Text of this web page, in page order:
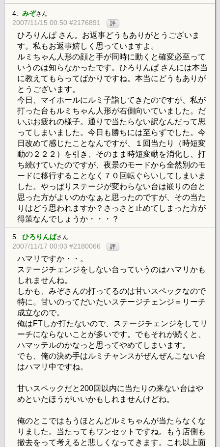
4. みぞさん
2007/11/15 00:50 #2176891 評
ひろりんぱ さん。お返事どうもありがとうございま
す。私もお返事嬉しく思っていますよ。
ルミちゃん人形の顔と手が同時に動くと確変必至って
いうのは知らなかったです。ひろりんぱ さんには本当
に教えてもらってばかりですね。本当にどうもありが
とうございます。
今日、マイホールにルミ子詣してきたのですが、私が
打った台もルミちゃん人形が右側向いていました。だ
いぶお疲れの様子。通りで当たらない訳なんだって思
ってしまいました。今日も勝ちには至らずでした。今
日改めて感じたことなんですが、１回当たり（時短変
動の２２２）を引き、そのまま時短変動を消化し、打
ち続けていたのですが、夜景のモードから全然別のモ
ードに移行することなく７０回転ぐらいしてしまいま
した。やっぱりステージが変わらない台は嵌りの台と
思った方がよいのかなぁと思ったのですが、その当た
りはどう思われますか？さっさと止めてしまった方が
得策なんでしょうか・・・？
5. ひろりんぱさん
2007/11/17 00:03 #2180066 評
ハマリですか・・。
ステージチェンジをしない台っていうのはハマリかも
しれませんね。
しかも、みぞさんの打ってるのは甘いスペックなので
特に。甘いのってだいたいステージチェンジ＝リーチ
成立なので。
俺はFTしか打たないので、ステージチェンジをしてリ
ーチにならないことが多いです。でもそれが続くと、
ハマッテルのかなっと思ってやめてしまいます。
でも、俺の決め手はルミチャンスがぜんぜんこない台
はハマリ中ですね。
甘いスペックだと200回以内に当たりの来ない台はや
めといたほうがいいかもしれませんけどね。
俺のとこではもうほとんどルミちゃんが当たらなくな
りました。当たってもワンセットですね。もう店側も
撤去をって考えると悲しくなってきます。これ以上面